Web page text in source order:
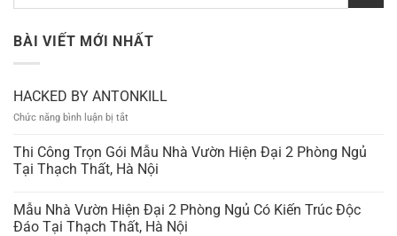
BÀI VIẾT MỚI NHẤT
HACKED BY ANTONKILL
Chức năng bình luận bị tắt
BY
ANTONKILL
Thi Công Trọn Gói Mẫu Nhà Vườn Hiện Đại 2 Phòng Ngủ
Tại Thạch Thất, Hà Nội
Mẫu Nhà Vườn Hiện Đại 2 Phòng Ngủ Có Kiến Trúc Độc
Đáo Tại Thạch Thất, Hà Nội